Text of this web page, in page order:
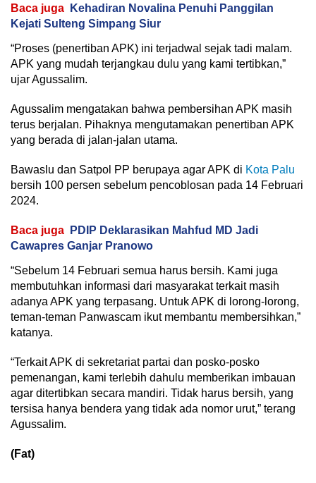
Baca juga
Kehadiran Novalina Penuhi Panggilan
Kejati Sulteng Simpang Siur
“Proses (penertiban APK) ini terjadwal sejak tadi malam.
APK yang mudah terjangkau dulu yang kami tertibkan,”
ujar Agussalim.
Agussalim mengatakan bahwa pembersihan APK masih
terus berjalan. Pihaknya mengutamakan penertiban APK
yang berada di jalan-jalan utama.
Bawaslu dan Satpol PP berupaya agar APK di Kota Palu
bersih 100 persen sebelum pencoblosan pada 14 Februari
2024.
Baca juga
PDIP Deklarasikan Mahfud MD Jadi
Cawapres Ganjar Pranowo
“Sebelum 14 Februari semua harus bersih. Kami juga
membutuhkan informasi dari masyarakat terkait masih
adanya APK yang terpasang. Untuk APK di lorong-lorong,
teman-teman Panwascam ikut membantu membersihkan,”
katanya.
“Terkait APK di sekretariat partai dan posko-posko
pemenangan, kami terlebih dahulu memberikan imbauan
agar ditertibkan secara mandiri. Tidak harus bersih, yang
tersisa hanya bendera yang tidak ada nomor urut,” terang
Agussalim.
(Fat)